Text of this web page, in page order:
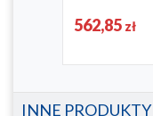
562,85 zł
INNE